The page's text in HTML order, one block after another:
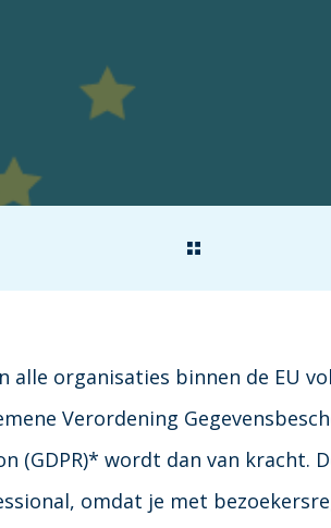
alle organisaties binnen de EU
Verordening
(GDPR)* wordt dan van kracht.
omdat je met